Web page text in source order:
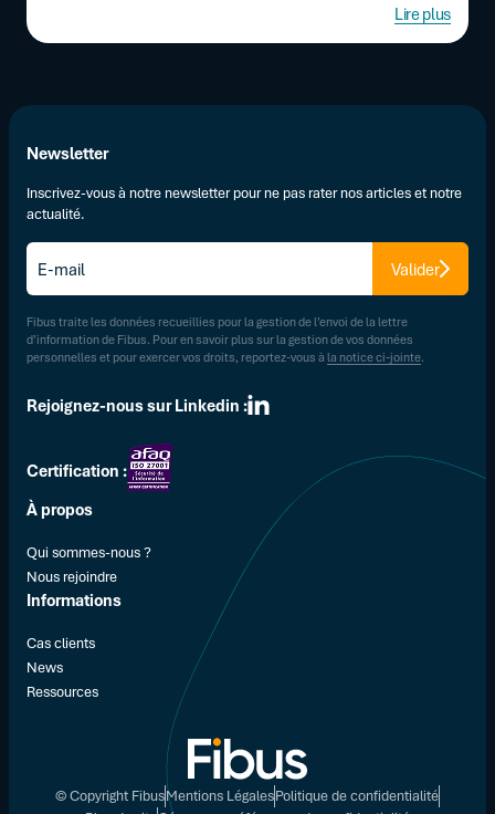
Lire plus
Newsletter
Inscrivez-vous à notre newsletter pour ne pas rater nos articles et notre
actualité.
E-
mail* Valider
Fibus traite les données recueillies pour la gestion de l’envoi de la lettre
d’information de Fibus. Pour en savoir plus sur la gestion de vos données
personnelles et pour exercer vos droits, reportez-vous à la notice ci-jointe.
Rejoignez-nous sur Linkedin :
Certification :
À propos
Qui sommes-nous ?
Nous rejoindre
Informations
Cas clients
News
Ressources
© Copyright FibusMentions LégalesPolitique de confidentialité